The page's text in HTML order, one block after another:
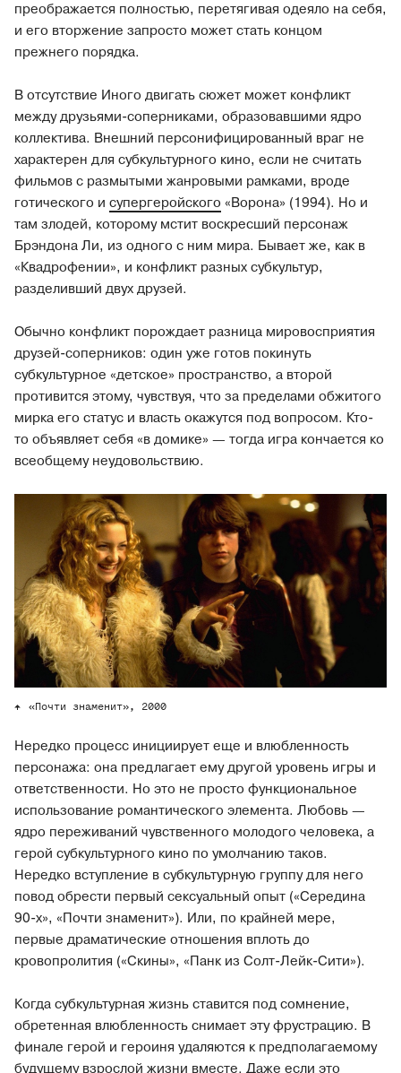
преображается полностью, перетягивая одеяло на себя,
и его вторжение запросто может стать концом
прежнего порядка.
В отсутствие Иного двигать сюжет может конфликт
между друзьями-соперниками, образовавшими ядро
коллектива. Внешний персонифицированный враг не
характерен для субкультурного кино, если не считать
фильмов с размытыми жанровыми рамками, вроде
готического и супергеройского «Ворона» (1994). Но и
там злодей, которому мстит воскресший персонаж
Брэндона Ли, из одного с ним мира. Бывает же, как в
«Квадрофении», и конфликт разных субкультур,
разделивший двух друзей.
Обычно конфликт порождает разница мировосприятия
друзей-соперников: один уже готов покинуть
субкультурное «детское» пространство, а второй
противится этому, чувствуя, что за пределами обжитого
мирка его статус и власть окажутся под вопросом. Кто-
то объявляет себя «в домике» — тогда игра кончается ко
всеобщему неудовольствию.
«Почти знаменит», 2000
Нередко процесс инициирует еще и влюбленность
персонажа: она предлагает ему другой уровень игры и
ответственности. Но это не просто функциональное
использование романтического элемента. Любовь —
ядро переживаний чувственного молодого человека, а
герой субкультурного кино по умолчанию таков.
Нередко вступление в субкультурную группу для него
повод обрести первый сексуальный опыт («Середина
90-х», «Почти знаменит»). Или, по крайней мере,
первые драматические отношения вплоть до
кровопролития («Скины», «Панк из Солт-Лейк-Сити»).
Когда субкультурная жизнь ставится под сомнение,
обретенная влюбленность снимает эту фрустрацию. В
финале герой и героиня удаляются к предполагаемому